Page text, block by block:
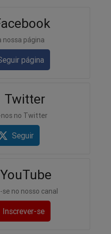
nossa página
página
Twitter
no Twitter
Seguir
YouTube
se no nosso canal
Inscrever-se